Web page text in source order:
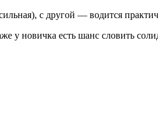
с другой — водится
у новичка есть шанс словить